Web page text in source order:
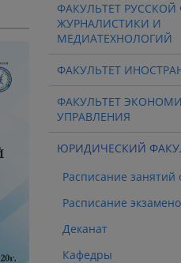
ФАКУЛЬТЕТ
ЖУРНАЛИСТИКИ И
МЕДИАТЕХНОЛОГИЙ
ФАКУЛЬТЕТ
ФАКУЛЬТЕТ
УПРАВЛЕНИЯ
ЮРИДИЧЕСКИЙ
Расписание занятий
Расписание
Деканат
Кафедры